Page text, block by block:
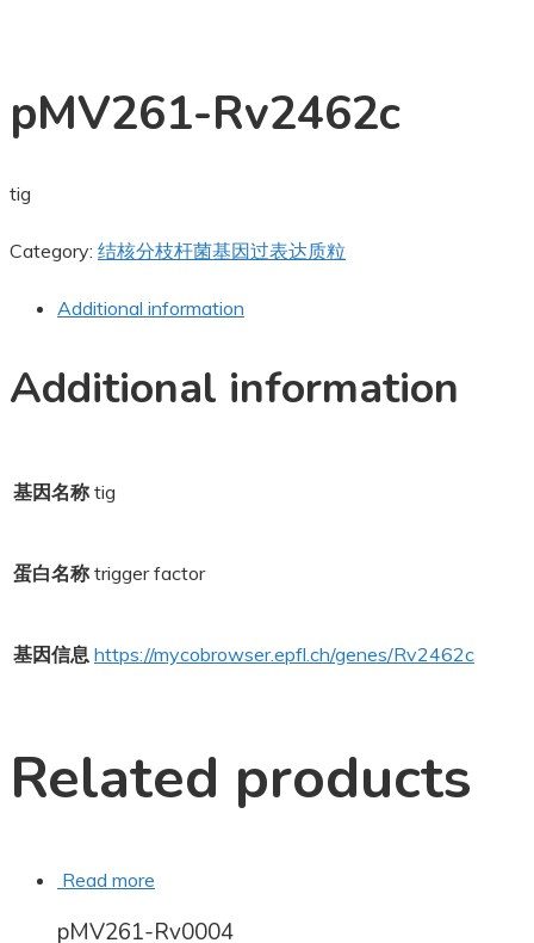
pMV261-Rv2462c
tig
Category: 结核分枝杆菌基因过表达质粒
Additional information
Additional information
基因名称 tig
蛋白名称 trigger factor
基因信息 https://mycobrowser.epfl.ch/genes/Rv2462c
Related products
Read more
pMV261-Rv0004